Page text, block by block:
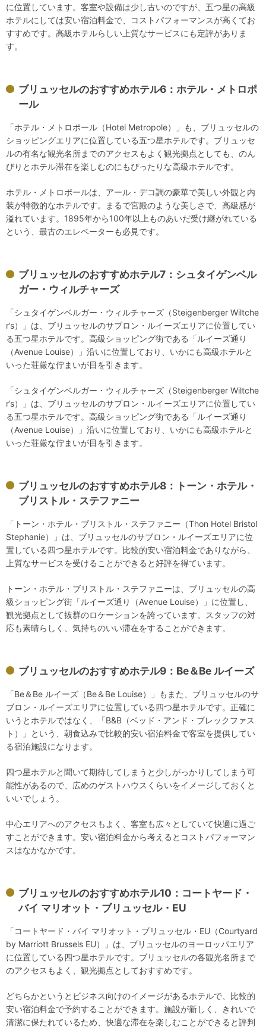
に位置しています。客室や設備は少し古いのですが、五つ星の高級
ホテルにしては安い宿泊料金で、コストパフォーマンスが高くてお
すすめです。高級ホテルらしい上質なサービスにも定評がありま
す。
ブリュッセルのおすすめホテル6：ホテル・メトロポ
ール
「ホテル・メトロポール（Hotel Metropole）」も、ブリュッセルの
ショッピングエリアに位置している五つ星ホテルです。ブリュッセ
ルの有名な観光名所までのアクセスもよく観光拠点としても、のん
びりとホテル滞在を楽しむのにもぴったりな高級ホテルです。
ホテル・メトロポールは、アール・デコ調の豪華で美しい外観と内
装が特徴的なホテルです。まるで宮殿のような美しさで、高級感が
溢れています。1895年から100年以上ものあいだ受け継がれている
という、最古のエレベーターも必見です。
ブリュッセルのおすすめホテル7：シュタイゲンベル
ガー・ウィルチャーズ
「シュタイゲンベルガー・ウィルチャーズ（Steigenberger Wiltche
r’s）」は、ブリュッセルのサブロン・ルイーズエリアに位置してい
る五つ星ホテルです。高級ショッピング街である「ルイーズ通り
（Avenue Louise）」沿いに位置しており、いかにも高級ホテルと
いった荘厳な佇まいが目を引きます。
「シュタイゲンベルガー・ウィルチャーズ（Steigenberger Wiltche
r’s）」は、ブリュッセルのサブロン・ルイーズエリアに位置してい
る五つ星ホテルです。高級ショッピング街である「ルイーズ通り
（Avenue Louise）」沿いに位置しており、いかにも高級ホテルと
いった荘厳な佇まいが目を引きます。
ブリュッセルのおすすめホテル8：トーン・ホテル・
ブリストル・ステファニー
「トーン・ホテル・ブリストル・ステファニー（Thon Hotel Bristol
Stephanie）」は、ブリュッセルのサブロン・ルイーズエリアに位
置している四つ星ホテルです。比較的安い宿泊料金でありながら、
上質なサービスを受けることができると好評を得ています。
トーン・ホテル・ブリストル・ステファニーは、ブリュッセルの高
級ショッピング街「ルイーズ通り（Avenue Louise）」に位置し、
観光拠点として抜群のロケーションを誇っています。スタッフの対
応も素晴らしく、気持ちのいい滞在をすることができます。
ブリュッセルのおすすめホテル9：Be＆Be ルイーズ
「Be＆Be ルイーズ（Be＆Be Louise）」もまた、ブリュッセルのサ
ブロン・ルイーズエリアに位置している四つ星ホテルです。正確に
いうとホテルではなく、「B&B（ベッド・アンド・ブレックファス
ト）」という、朝食込みで比較的安い宿泊料金で客室を提供してい
る宿泊施設になります。
四つ星ホテルと聞いて期待してしまうと少しがっかりしてしまう可
能性があるので、広めのゲストハウスくらいをイメージしておくと
いいでしょう。
中心エリアへのアクセスもよく、客室も広々としていて快適に過ご
すことができます。安い宿泊料金から考えるとコストパフォーマン
スはなかなかです。
ブリュッセルのおすすめホテル10：コートヤード・
バイ マリオット・ブリュッセル・EU
「コートヤード・バイ マリオット・ブリュッセル・EU（Courtyard
by Marriott Brussels EU）」は、ブリュッセルのヨーロッパエリア
に位置している四つ星ホテルです。ブリュッセルの各観光名所まで
のアクセスもよく、観光拠点としておすすめです。
どちらかというとビジネス向けのイメージがあるホテルで、比較的
安い宿泊料金で予約することができます。施設が新しく、きれいで
清潔に保たれているため、快適な滞在を楽しむことができると評判